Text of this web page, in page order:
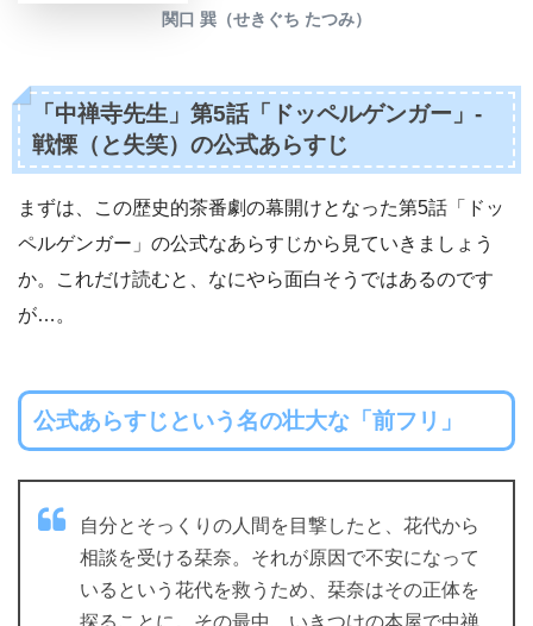
関口 巽（せきぐち たつみ）
「中禅寺先生」第5話「ドッペルゲンガー」-
戦慄（と失笑）の公式あらすじ
まずは、この歴史的茶番劇の幕開けとなった第5話「ドッ
ペルゲンガー」の公式なあらすじから見ていきましょう
か。これだけ読むと、なにやら面白そうではあるのです
が…。
公式あらすじという名の壮大な「前フリ」
自分とそっくりの人間を目撃したと、花代から
相談を受ける栞奈。それが原因で不安になって
いるという花代を救うため、栞奈はその正体を